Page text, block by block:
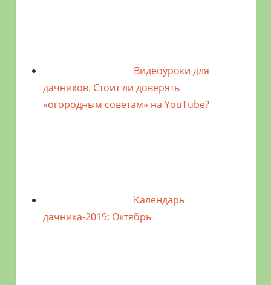
Видеоуроки для
дачников. Стоит ли доверять
«огородным советам» на YouTube?
Календарь
дачника-2019: Октябрь